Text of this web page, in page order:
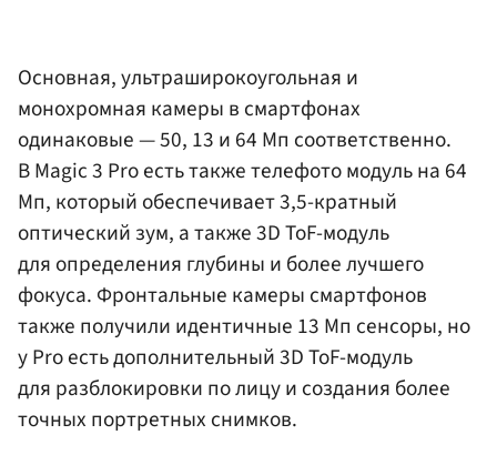
Основная, ультраширокоугольная и
монохромная камеры в смартфонах
одинаковые — 50, 13 и 64 Мп соответственно.
В Magic 3 Pro есть также телефото модуль на 64
Мп, который обеспечивает 3,5-кратный
оптический зум, а также 3D ToF-модуль
для определения глубины и более лучшего
фокуса. Фронтальные камеры смартфонов
также получили идентичные 13 Мп сенсоры, но
у Pro есть дополнительный 3D ToF-модуль
для разблокировки по лицу и создания более
точных портретных снимков.